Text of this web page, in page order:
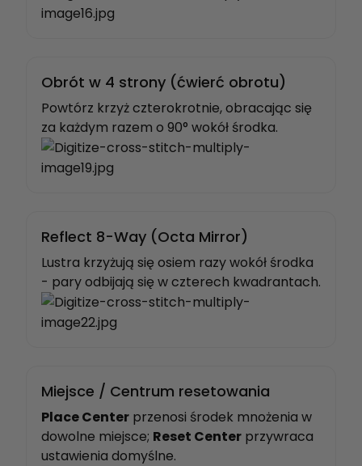
Obrót w 4 strony (ćwierć obrotu)
Powtórz krzyż czterokrotnie, obracając się
za każdym razem o 90° wokół środka.
Reflect 8-Way (Octa Mirror)
Lustra krzyżują się osiem razy wokół środka
- pary odbijają się w czterech kwadrantach.
Miejsce / Centrum resetowania
Place Center przenosi środek mnożenia w
dowolne miejsce; Reset Center przywraca
ustawienia domyślne.